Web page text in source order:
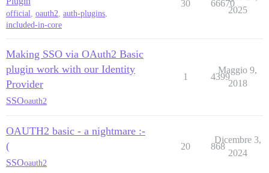
official, oauth2, auth-plugins,
included-in-core
30 66670
2025
Making SSO via OAuth2 Basic
plugin work with our Identity
Provider
SSOoauth2
1 4399
Maggio 9,
2018
OAUTH2 basic - a nightmare :-
(
SSOoauth2
20 868
Dicembre 3,
2024